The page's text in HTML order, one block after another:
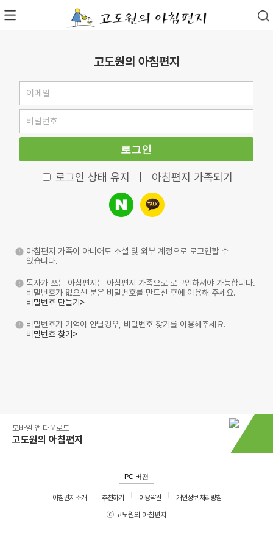
고도원의 아침편지
로그인
로그인 상태 유지 아침편지 가족되기
아침편지 가족이 아니어도 소셜 및 외부 계정으로 로그인할 수
있습니다.
독자가 쓰는 아침편지는 아침편지 가족으로 로그인하셔야 가능합니다.
비밀번호가 없으신 분은 비밀번호를 만드신 후에 이용해 주세요.
비밀번호 만들기>
비밀번호가 기억이 안날경우, 비밀번호 찾기를 이용해주세요.
비밀번호 찾기>
모바일 앱 다운로드
고도원의 아침편지
PC 버전
아침편지 소개 추천하기 이용약관
개인정보 처리방침
ⓒ 고도원의 아침편지